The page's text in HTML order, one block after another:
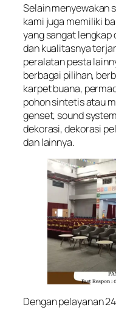
Selain menyewakan
kami juga memiliki
yang sangat lengkap
dan kualitasnya
peralatan pesta
berbagai pilihan,
karpet buana,
pohon sintetis atau
genset, sound
dekorasi, dekorasi
dan lainnya.
Dengan pelayanan